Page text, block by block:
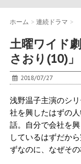
ホーム > 連続ドラマ >
土曜ワイド
さおり(10)」
2018/07/27
浅野温子主演のシ
社を興したはずの
話。自分で会社を
しているはずだか
ずなのに、なぜそ